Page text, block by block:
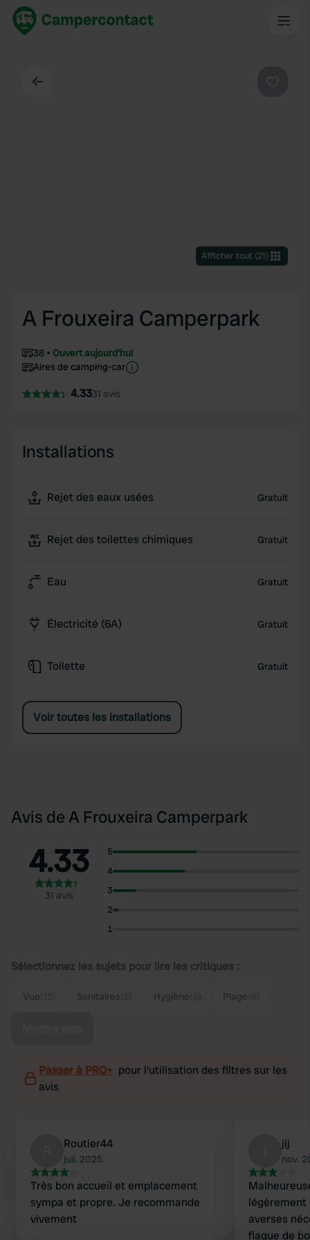
Afficher tout(21)
A Frouxeira Camperpark
38
Ouvert aujourd'hui
Aires de camping-car
4.3331 avis
Installations
Rejet des eaux usées Gratuit
Rejet des toilettes chimiques Gratuit
Eau Gratuit
Électricité (6A) Gratuit
Toilette Gratuit
Voir toutes les installations
Avis de A Frouxeira Camperpark
4.33
31 avis
5
4
3
2
1
Sélectionnez les sujets pour lire les critiques :
Vue Sanitaires Hygiène Plage
Passer à PRO+ pour l'utilisation des filtres sur les
avis
Routier44
juil. 2025
Très bon accueil et emplacement
sympa et propre. Je recommande
vivement
jij
nov.
légèrement
averses
flaque de